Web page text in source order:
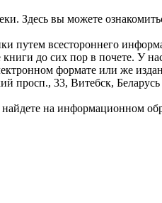
Здесь вы можете
путем всестороннего
до сих пор в почете. У
формате или же
33, Витебск,
на информационном